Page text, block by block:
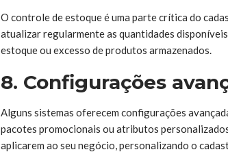
O controle de estoque é uma parte crítica do
atualizar regularmente as quantidades
estoque ou excesso de produtos armazenados.
8. Configurações
Alguns sistemas oferecem configurações
pacotes promocionais ou atributos
aplicarem ao seu negócio, personalizando o